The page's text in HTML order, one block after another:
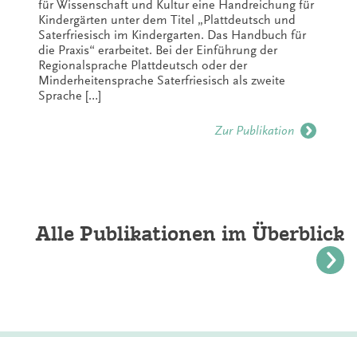
für Wissenschaft und Kultur eine Handreichung für
Kindergärten unter dem Titel „Plattdeutsch und
Saterfriesisch im Kindergarten. Das Handbuch für
die Praxis“ erarbeitet. Bei der Einführung der
Regionalsprache Plattdeutsch oder der
Minderheitensprache Saterfriesisch als zweite
Sprache […]
Zur Publikation
Alle Publikationen im Überblick